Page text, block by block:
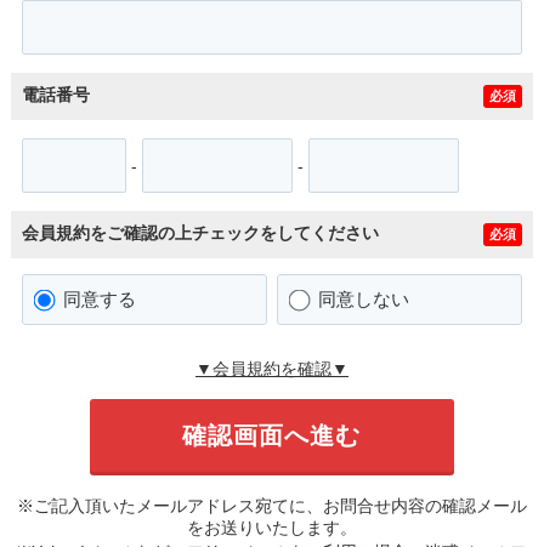
電話番号 必須
- -
会員規約をご確認の上チェックをしてください 必須
同意する 同意しない
▼会員規約を確認▼
※ご記入頂いたメールアドレス宛てに、お問合せ内容の確認メール
をお送りいたします。